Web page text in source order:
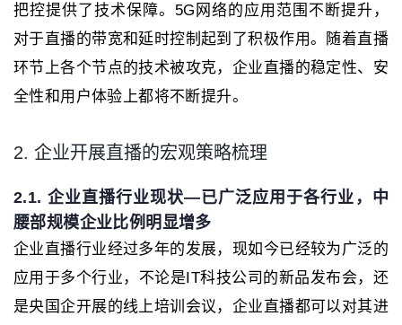
把控提供了技术保障。5G网络的应用范围不断提升，
对于直播的带宽和延时控制起到了积极作用。随着直播
环节上各个节点的技术被攻克，企业直播的稳定性、安
全性和用户体验上都将不断提升。
2. 企业开展直播的宏观策略梳理
2.1. 企业直播行业现状—已广泛应用于各行业，中
腰部规模企业比例明显增多
企业直播行业经过多年的发展，现如今已经较为广泛的
应用于多个行业，不论是IT科技公司的新品发布会，还
是央国企开展的线上培训会议，企业直播都可以对其进